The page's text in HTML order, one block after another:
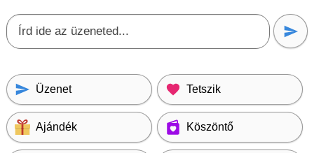
Üzenet Tetszik
Ajándék Köszöntő